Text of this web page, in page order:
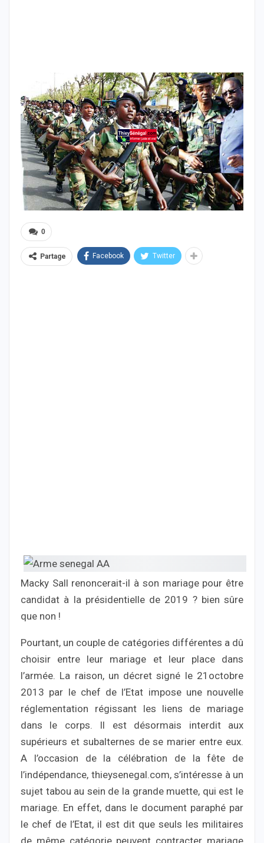
0
Partage Facebook Twitter
Macky Sall renoncerait-il à son mariage pour être
candidat à la présidentielle de 2019 ? bien sûre
que non !
Pourtant, un couple de catégories différentes a dû
choisir entre leur mariage et leur place dans
l’armée. La raison, un décret signé le 21octobre
2013 par le chef de l’Etat impose une nouvelle
réglementation régissant les liens de mariage
dans le corps. Il est désormais interdit aux
supérieurs et subalternes de se marier entre eux.
A l’occasion de la célébration de la fête de
l’indépendance, thieysenegal.com, s’intéresse à un
sujet tabou au sein de la grande muette, qui est le
mariage. En effet, dans le document paraphé par
le chef de l’Etat, il est dit que seuls les militaires